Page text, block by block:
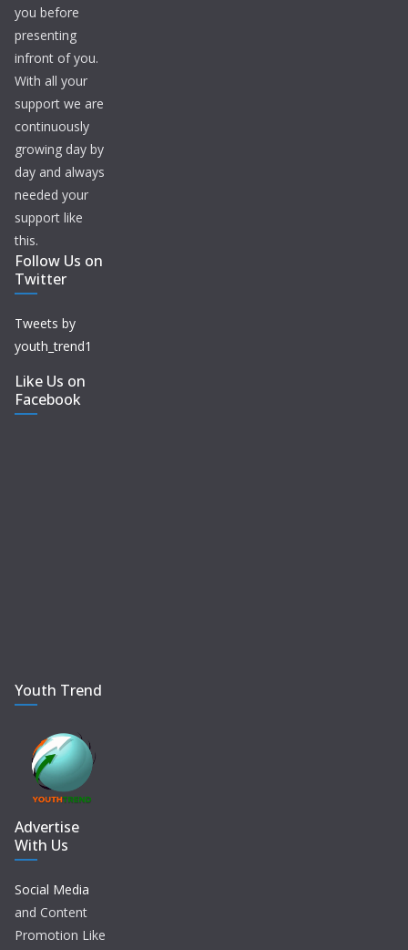
you before
presenting
infront of you.
With all your
support we are
continuously
growing day by
day and always
needed your
support like
this.
Follow Us on
Twitter
Tweets by
youth_trend1
Like Us on
Facebook
Youth Trend
Advertise
With Us
Social Media
and Content
Promotion Like